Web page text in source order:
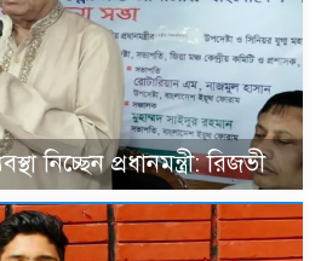
নিচ্ছেন প্রধানমন্ত্রী: রিজভী